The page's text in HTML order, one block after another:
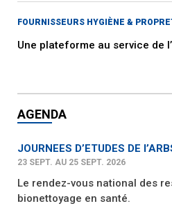
FOURNISSEURS HYGIÈNE &
Une plateforme au service de
AGENDA
JOURNEES D’ETUDES DE
23 SEPT. AU 25 SEPT. 2026
Le rendez-vous national des
bionettoyage en santé.